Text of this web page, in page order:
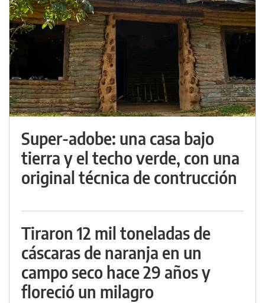
Super-adobe: una casa bajo
tierra y el techo verde, con una
original técnica de contrucción
Tiraron 12 mil toneladas de
cáscaras de naranja en un
campo seco hace 29 años y
floreció un milagro